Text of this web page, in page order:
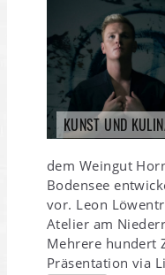
KUNST UND
dem Weingut
Bodensee
vor. Leon
Atelier am
Mehrere hundert
Präsentation via